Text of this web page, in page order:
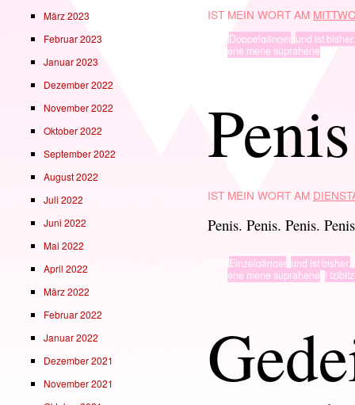
IST MEIN WORT AM
Doppelgänger, und ist bisher.
ene mene suprahene
Penis
IST MEIN WORT AM
Penis. Penis. Penis.
Einzelgänger, und ist bisher.
ene mene suprahene,i
März 2023
Februar 2023
Januar 2023
Dezember 2022
November 2022
Oktober 2022
September 2022
August 2022
Juli 2022
Juni 2022
Mai 2022
April 2022
März 2022
Februar 2022
Januar 2022
Dezember 2021
November 2021